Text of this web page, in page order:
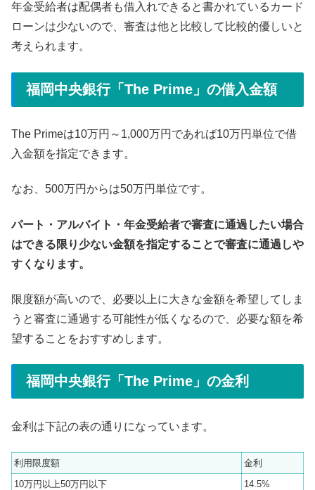
年金受給者は配偶者も借入れできると書かれているカード
ローンは少ないので、審査は他と比較して比較的優しいと
考えられます。
福岡中央銀行「The Prime」の借入金額
The Primeは10万円～1,000万円であれば10万円単位で借
入金額を指定できます。
なお、500万円からは50万円単位です。
パート・アルバイト・年金受給者で審査に通過したい場合
はできる限り少ない金額を指定することで審査に通過しや
すくなります。
限度額が高いので、必要以上に大きな金額を希望してしま
うと審査に通過する可能性が低くなるので、必要な額を希
望することをおすすめします。
福岡中央銀行「The Prime」の金利
金利は下記の表の通りになっています。
利用限度額
金利
10万円以上50万円以下
14.5%